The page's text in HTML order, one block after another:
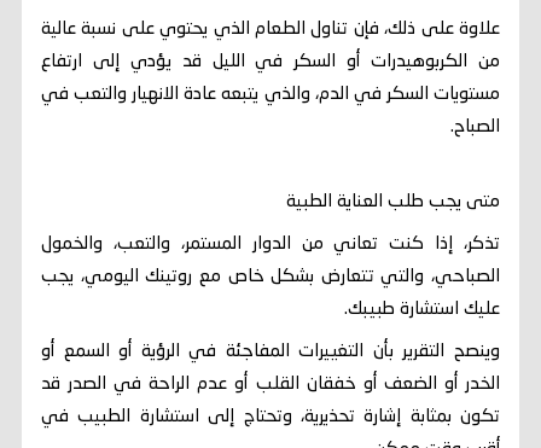
علاوة على ذلك، فإن تناول الطعام الذي يحتوي على نسبة عالية
من الكربوهيدرات أو السكر في الليل قد يؤدي إلى ارتفاع
مستويات السكر في الدم، والذي يتبعه عادة الانهيار والتعب في
الصباح.
متى يجب طلب العناية الطبية
تذكر، إذا كنت تعاني من الدوار المستمر، والتعب، والخمول
الصباحي، والتي تتعارض بشكل خاص مع روتينك اليومي، يجب
عليك استشارة طبيبك.
وينصح التقرير بأن التغييرات المفاجئة في الرؤية أو السمع أو
الخدر أو الضعف أو خفقان القلب أو عدم الراحة في الصدر قد
تكون بمثابة إشارة تحذيرية، وتحتاج إلى استشارة الطبيب في